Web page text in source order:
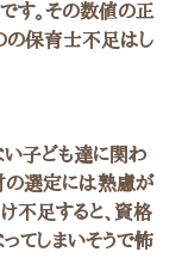
す。その数値の正
の保育士不足はし
子ども達に関わ
の選定には熟慮が
不足すると、資格
てしまいそうで怖